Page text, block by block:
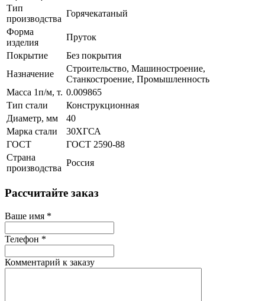
Тип
производства
Горячекатаный
Форма
изделия
Пруток
Покрытие
Без покрытия
Назначение
Строительство, Машиностроение,
Станкостроение, Промышленность
Масса 1п/м, т. 0.009865
Тип стали
Конструкционная
Диаметр, мм
40
Марка стали
30ХГСА
ГОСТ
ГОСТ 2590-88
Страна
производства
Россия
Рассчитайте заказ
Ваше имя *
Телефон *
Комментарий к заказу